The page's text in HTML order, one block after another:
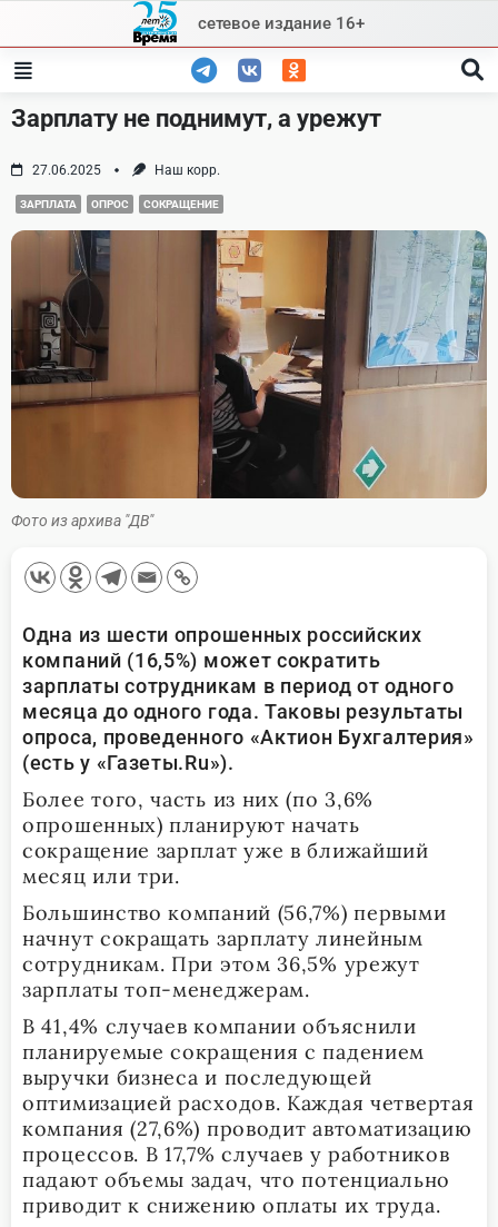
content
сетевое издание 16+
Зарплату не поднимут, а урежут
27.06.2025 Наш корр.
ЗАРПЛАТА ОПРОС СОКРАЩЕНИЕ
Фото из архива "ДВ"
Одна из шести опрошенных российских
компаний (16,5%) может сократить
зарплаты сотрудникам в период от одного
месяца до одного года. Таковы результаты
опроса, проведенного «Актион Бухгалтерия»
(есть у «Газеты.Ru»).
Более того, часть из них (по 3,6%
опрошенных) планируют начать
сокращение зарплат уже в ближайший
месяц или три.
Большинство компаний (56,7%) первыми
начнут сокращать зарплату линейным
сотрудникам. При этом 36,5% урежут
зарплаты топ-менеджерам.
В 41,4% случаев компании объяснили
планируемые сокращения с падением
выручки бизнеса и последующей
оптимизацией расходов. Каждая четвертая
компания (27,6%) проводит автоматизацию
процессов. В 17,7% случаев у работников
падают объемы задач, что потенциально
приводит к снижению оплаты их труда.